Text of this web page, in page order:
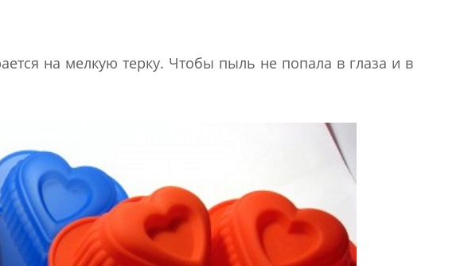
на мелкую терку. Чтобы пыль не попала в глаза и в